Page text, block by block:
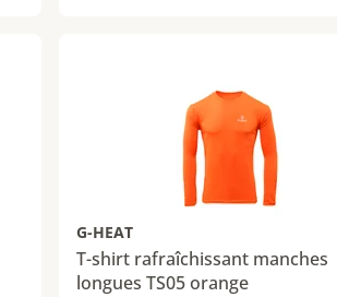
G-HEAT
T-shirt rafraîchissant manches
longues TS05 orange